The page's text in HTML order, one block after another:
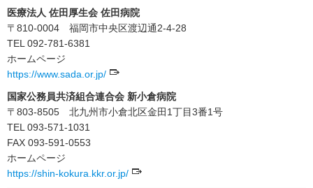
医療法人 佐田厚生会 佐田病院
〒810-0004 福岡市中央区渡辺通2-4-28
TEL 092-781-6381
ホームページ
https://www.sada.or.jp/
国家公務員共済組合連合会 新小倉病院
〒803-8505 北九州市小倉北区金田1丁目3番1号
TEL 093-571-1031
FAX 093-591-0553
ホームページ
https://shin-kokura.kkr.or.jp/